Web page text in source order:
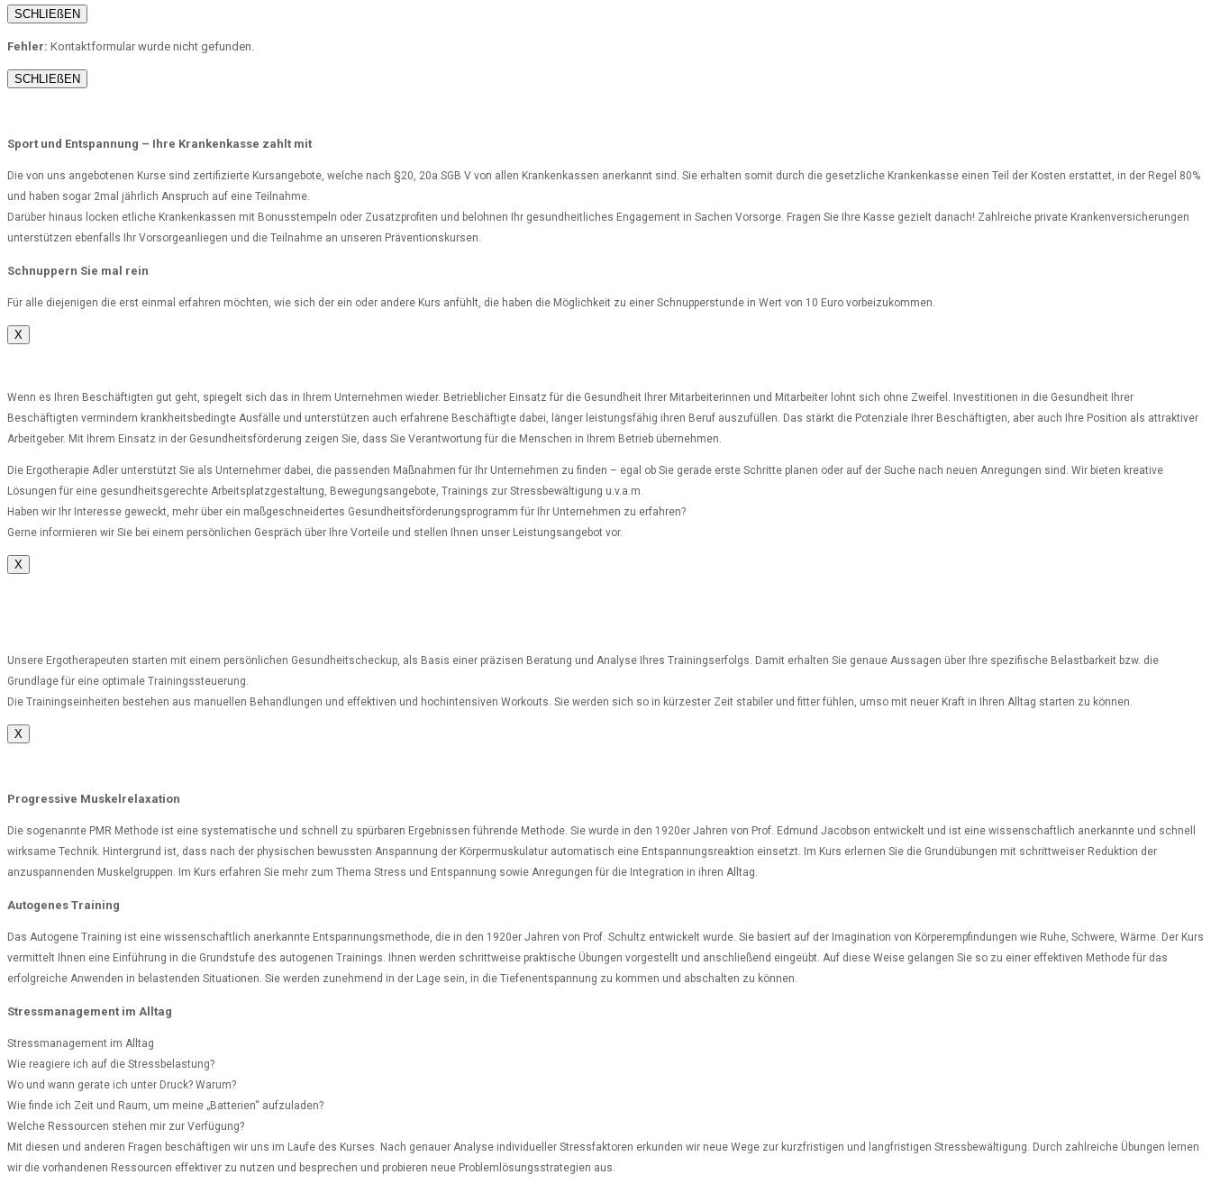
SCHLIEßEN
Fehler: Kontaktformular wurde nicht gefunden.
SCHLIEßEN
Sport und Entspannung – Ihre Krankenkasse zahlt mit
Die von uns angebotenen Kurse sind zertifizierte Kursangebote, welche nach §20, 20a SGB V von allen Krankenkassen anerkannt sind. Sie erhalten somit durch die gesetzliche Krankenkasse einen Teil der Kosten erstattet, in der Regel 80%
und haben sogar 2mal jährlich Anspruch auf eine Teilnahme.
Darüber hinaus locken etliche Krankenkassen mit Bonusstempeln oder Zusatzprofiten und belohnen Ihr gesundheitliches Engagement in Sachen Vorsorge. Fragen Sie Ihre Kasse gezielt danach! Zahlreiche private Krankenversicherungen
unterstützen ebenfalls Ihr Vorsorgeanliegen und die Teilnahme an unseren Präventionskursen.
Schnuppern Sie mal rein
Für alle diejenigen die erst einmal erfahren möchten, wie sich der ein oder andere Kurs anfühlt, die haben die Möglichkeit zu einer Schnupperstunde in Wert von 10 Euro vorbeizukommen.
X
Wenn es Ihren Beschäftigten gut geht, spiegelt sich das in Ihrem Unternehmen wieder. Betrieblicher Einsatz für die Gesundheit Ihrer Mitarbeiterinnen und Mitarbeiter lohnt sich ohne Zweifel. Investitionen in die Gesundheit Ihrer
Beschäftigten vermindern krankheitsbedingte Ausfälle und unterstützen auch erfahrene Beschäftigte dabei, länger leistungsfähig ihren Beruf auszufüllen. Das stärkt die Potenziale Ihrer Beschäftigten, aber auch Ihre Position als attraktiver
Arbeitgeber. Mit Ihrem Einsatz in der Gesundheitsförderung zeigen Sie, dass Sie Verantwortung für die Menschen in Ihrem Betrieb übernehmen.
Die Ergotherapie Adler unterstützt Sie als Unternehmer dabei, die passenden Maßnahmen für Ihr Unternehmen zu finden – egal ob Sie gerade erste Schritte planen oder auf der Suche nach neuen Anregungen sind. Wir bieten kreative
Lösungen für eine gesundheitsgerechte Arbeitsplatzgestaltung, Bewegungsangebote, Trainings zur Stressbewältigung u.v.a.m.
Haben wir Ihr Interesse geweckt, mehr über ein maßgeschneidertes Gesundheitsförderungsprogramm für Ihr Unternehmen zu erfahren?
Gerne informieren wir Sie bei einem persönlichen Gespräch über Ihre Vorteile und stellen Ihnen unser Leistungsangebot vor.
X
Unsere Ergotherapeuten starten mit einem persönlichen Gesundheitscheckup, als Basis einer präzisen Beratung und Analyse Ihres Trainingserfolgs. Damit erhalten Sie genaue Aussagen über Ihre spezifische Belastbarkeit bzw. die
Grundlage für eine optimale Trainingssteuerung.
Die Trainingseinheiten bestehen aus manuellen Behandlungen und effektiven und hochintensiven Workouts. Sie werden sich so in kürzester Zeit stabiler und fitter fühlen, umso mit neuer Kraft in Ihren Alltag starten zu können.
X
Progressive Muskelrelaxation
Die sogenannte PMR Methode ist eine systematische und schnell zu spürbaren Ergebnissen führende Methode. Sie wurde in den 1920er Jahren von Prof. Edmund Jacobson entwickelt und ist eine wissenschaftlich anerkannte und schnell
wirksame Technik. Hintergrund ist, dass nach der physischen bewussten Anspannung der Körpermuskulatur automatisch eine Entspannungsreaktion einsetzt. Im Kurs erlernen Sie die Grundübungen mit schrittweiser Reduktion der
anzuspannenden Muskelgruppen. Im Kurs erfahren Sie mehr zum Thema Stress und Entspannung sowie Anregungen für die Integration in ihren Alltag.
Autogenes Training
Das Autogene Training ist eine wissenschaftlich anerkannte Entspannungsmethode, die in den 1920er Jahren von Prof. Schultz entwickelt wurde. Sie basiert auf der Imagination von Körperempfindungen wie Ruhe, Schwere, Wärme. Der Kurs
vermittelt Ihnen eine Einführung in die Grundstufe des autogenen Trainings. Ihnen werden schrittweise praktische Übungen vorgestellt und anschließend eingeübt. Auf diese Weise gelangen Sie so zu einer effektiven Methode für das
erfolgreiche Anwenden in belastenden Situationen. Sie werden zunehmend in der Lage sein, in die Tiefenentspannung zu kommen und abschalten zu können.
Stressmanagement im Alltag
Stressmanagement im Alltag
Wie reagiere ich auf die Stressbelastung?
Wo und wann gerate ich unter Druck? Warum?
Wie finde ich Zeit und Raum, um meine „Batterien“ aufzuladen?
Welche Ressourcen stehen mir zur Verfügung?
Mit diesen und anderen Fragen beschäftigen wir uns im Laufe des Kurses. Nach genauer Analyse individueller Stressfaktoren erkunden wir neue Wege zur kurzfristigen und langfristigen Stressbewältigung. Durch zahlreiche Übungen lernen
wir die vorhandenen Ressourcen effektiver zu nutzen und besprechen und probieren neue Problemlösungsstrategien aus.